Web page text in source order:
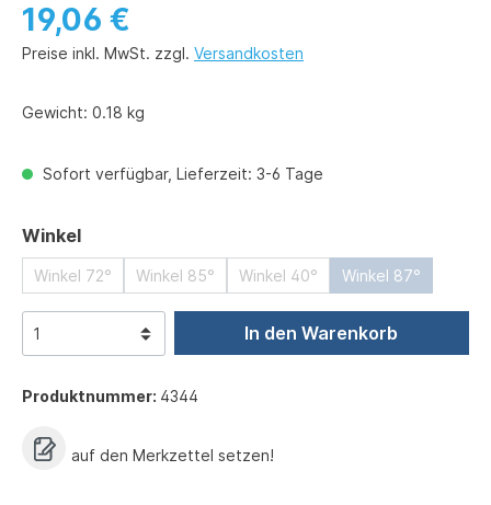
19,06 €
Preise inkl. MwSt. zzgl. Versandkosten
Gewicht: 0.18 kg
Sofort verfügbar, Lieferzeit: 3-6 Tage
Winkelauswählen
Winkel 72° Winkel 85° Winkel 40° Winkel 87°
In den Warenkorb
Produktnummer: 4344
auf den Merkzettel setzen!